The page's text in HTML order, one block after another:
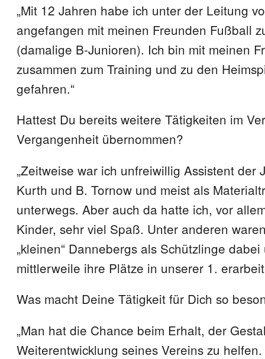
„Mit 12 Jahren habe ich unter der Leitung
angefangen mit meinen Freunden Fußball
(damalige B-Junioren). Ich bin mit meinen
zusammen zum Training und zu den
gefahren.“
Hattest Du bereits weitere Tätigkeiten im
Vergangenheit übernommen?
„Zeitweise war ich unfreiwillig Assistent der
Kurth und B. Tornow und meist als
unterwegs. Aber auch da hatte ich, vor
Kinder, sehr viel Spaß. Unter anderen
„kleinen“ Dannebergs als Schützlinge
mittlerweile ihre Plätze in unserer 1.
Was macht Deine Tätigkeit für Dich so
„Man hat die Chance beim Erhalt, der
Weiterentwicklung seines Vereins zu